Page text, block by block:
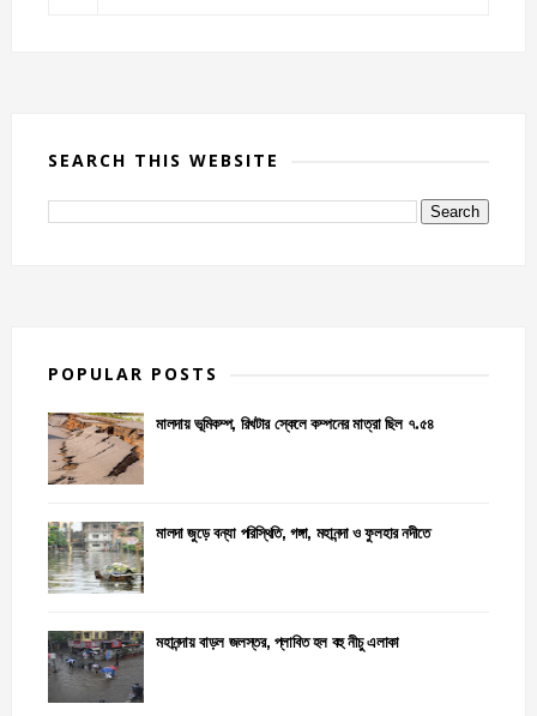
SEARCH THIS WEBSITE
POPULAR POSTS
মালদায় ভূমিকম্প, রিখটার স্কেলে কম্পনের মাত্রা ছিল ৭.৫৪
মালদা জুড়ে বন্যা পরিস্থিতি, গঙ্গা, মহানন্দা ও ফুলহার নদীতে
মহানন্দায় বাড়ল জলস্তর, প্লাবিত হল বহু নীচু এলাকা